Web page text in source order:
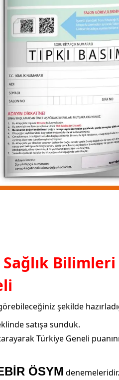
Bilimleri
şekilde
satışa sunduk.
Türkiye Geneli
ÖSYM denemeleridir.